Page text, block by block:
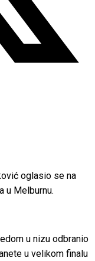
oglasio se na
u Melburnu.
u nizu odbranio
u velikom finalu